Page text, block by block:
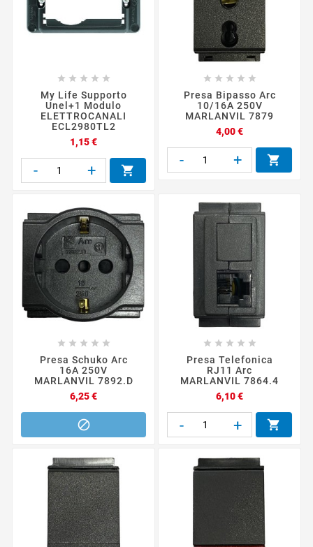
    
My Life Supporto
Unel+1 Modulo
ELETTROCANALI
ECL2980TL2
1,15 €Prezzo
- + 
    
Presa Bipasso Arc
10/16A 250V
MARLANVIL 7879
4,00 €Prezzo
- + 
    
Presa Schuko Arc
16A 250V
MARLANVIL 7892.D
6,25 €Prezzo

    
Presa Telefonica
RJ11 Arc
MARLANVIL 7864.4
6,10 €Prezzo
- + 